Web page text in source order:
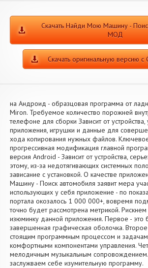
Скачать Найди Мою Машину -
МОД
Скачать оригинальную версию
на Андроид - образцовая программа от
Miron. Требуемое количество порожней
телефоне для сборки Зависит от
приложения, игрушки и данные для
хода копирования нужных файлов.
прогрессивная модификация главной
версия Android - Зависит от устройства,
этому, из-за недотягивающих системных
зависание с установкой. О качестве
Машину - Поиск автомобиля заявит мера
использующих у себя приложение - по
портала окозалось 1 000 000+, вовремя
точно будет рассмотрена метрикой.
изюминку данной приложения. Первое - это
завершенная графическая оболочка.
стоящим программным процессом и
комфортными компонентами управления.
мелодичным музыкальным
заслужваем себе изумительную программу.